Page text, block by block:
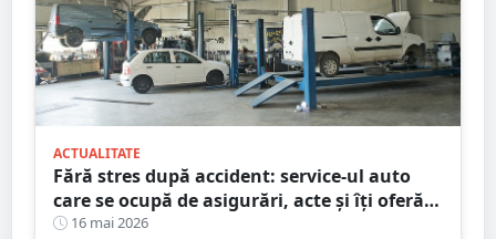
ACTUALITATE
Fără stres după accident: service-ul auto
care se ocupă de asigurări, acte și îți oferă
mașină la schimb
16 mai 2026